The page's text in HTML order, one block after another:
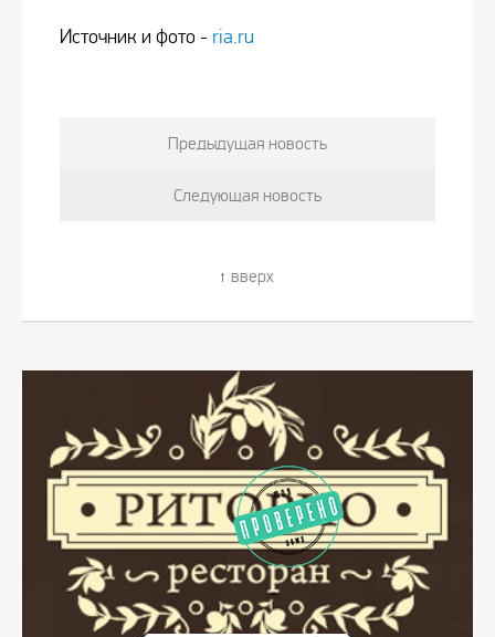
Источник и фото - ria.ru
Предыдущая новость
Следующая новость
вверх